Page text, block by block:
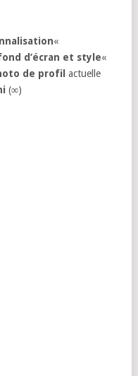
«
d’écran et style«
de profil actuelle
(∞)